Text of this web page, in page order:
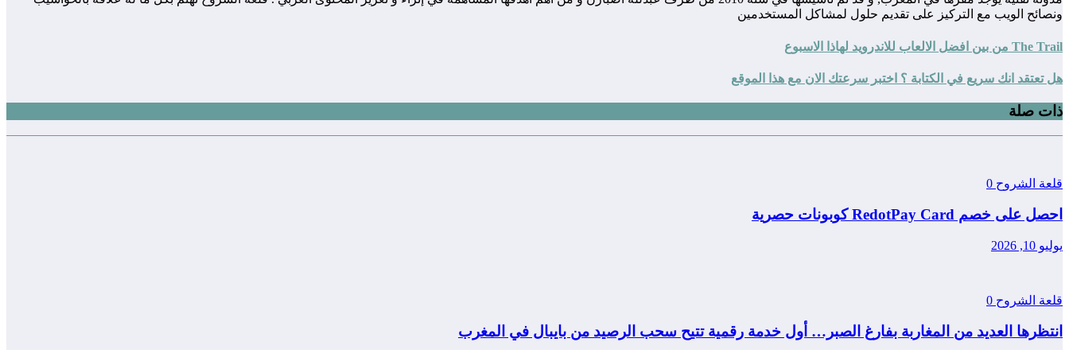
ونصائح الويب مع التركيز على تقديم حلول لمشاكل المستخدمين
The Trail من بين افضل الالعاب للاندرويد لهاذا الاسبوع
هل تعتقد انك سريع في الكتابة ؟ اختبر سرعتك الان مع هذا الموقع
ذات صلة
قلعة الشروح 0
احصل على خصم RedotPay Card كوبونات حصرية
يوليو 10, 2026
قلعة الشروح 0
انتظرها العديد من المغاربة بفارغ الصبر… أول خدمة رقمية تتيح سحب الرصيد من بايبال في المغرب